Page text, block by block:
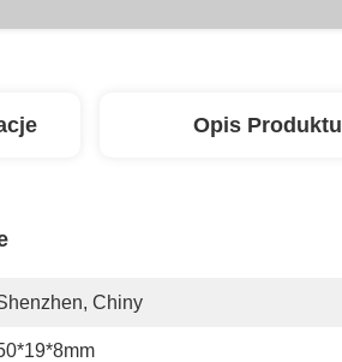
Opis Produktu
Chiny